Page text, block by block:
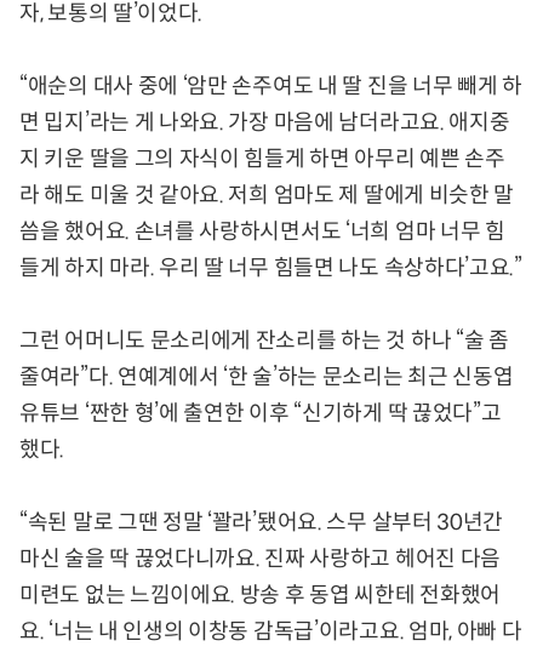
자, 보통의 딸’이었다.
“애순의 대사 중에 ‘암만 손주여도 내 딸 진을 너무 빼게 하
면 밉지’라는 게 나와요. 가장 마음에 남더라고요. 애지중
지 키운 딸을 그의 자식이 힘들게 하면 아무리 예쁜 손주
라 해도 미울 것 같아요. 저희 엄마도 제 딸에게 비슷한 말
씀을 했어요. 손녀를 사랑하시면서도 ‘너희 엄마 너무 힘
들게 하지 마라. 우리 딸 너무 힘들면 나도 속상하다’고요.”
그런 어머니도 문소리에게 잔소리를 하는 것 하나 “술 좀
줄여라”다. 연예계에서 ‘한 술’하는 문소리는 최근 신동엽
유튜브 ‘짠한 형’에 출연한 이후 “신기하게 딱 끊었다”고
했다.
“속된 말로 그땐 정말 ‘꽐라’됐어요. 스무 살부터 30년간
마신 술을 딱 끊었다니까요. 진짜 사랑하고 헤어진 다음
미련도 없는 느낌이에요. 방송 후 동엽 씨한테 전화했어
요. ‘너는 내 인생의 이창동 감독급’이라고요. 엄마, 아빠 다